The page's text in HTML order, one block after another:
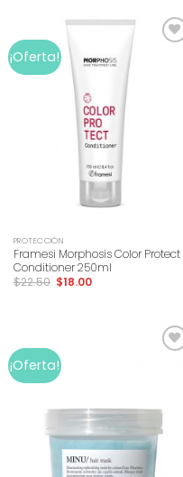
¡Oferta!
PROTECCIÓN
Framesi Morphosis Color Protect
Conditioner 250ml
$22.50 $18.00
¡Oferta!